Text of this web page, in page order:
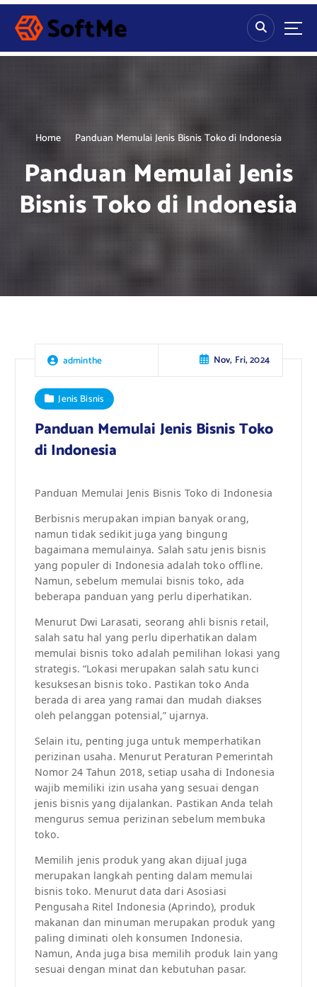
S
p
Home Panduan Memulai Jenis Bisnis Toko di Indonesia
Panduan Memulai Jenis
Bisnis Toko di Indonesia
adminthe Nov, Fri, 2024
Jenis Bisnis
Panduan Memulai Jenis Bisnis Toko
di Indonesia
Panduan Memulai Jenis Bisnis Toko di Indonesia
Berbisnis merupakan impian banyak orang,
namun tidak sedikit juga yang bingung
bagaimana memulainya. Salah satu jenis bisnis
yang populer di Indonesia adalah toko offline.
Namun, sebelum memulai bisnis toko, ada
beberapa panduan yang perlu diperhatikan.
Menurut Dwi Larasati, seorang ahli bisnis retail,
salah satu hal yang perlu diperhatikan dalam
memulai bisnis toko adalah pemilihan lokasi yang
strategis. “Lokasi merupakan salah satu kunci
kesuksesan bisnis toko. Pastikan toko Anda
berada di area yang ramai dan mudah diakses
oleh pelanggan potensial,” ujarnya.
Selain itu, penting juga untuk memperhatikan
perizinan usaha. Menurut Peraturan Pemerintah
Nomor 24 Tahun 2018, setiap usaha di Indonesia
wajib memiliki izin usaha yang sesuai dengan
jenis bisnis yang dijalankan. Pastikan Anda telah
mengurus semua perizinan sebelum membuka
toko.
Memilih jenis produk yang akan dijual juga
merupakan langkah penting dalam memulai
bisnis toko. Menurut data dari Asosiasi
Pengusaha Ritel Indonesia (Aprindo), produk
makanan dan minuman merupakan produk yang
paling diminati oleh konsumen Indonesia.
Namun, Anda juga bisa memilih produk lain yang
sesuai dengan minat dan kebutuhan pasar.